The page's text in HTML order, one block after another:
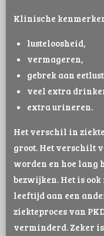
Klinische
lusteloosheid,
vermageren,
gebrek aan
veel extra
extra urineren.
Het verschil in
groot. Het verschilt
worden en hoe lang
bezwijken. Het is
leeftijd aan een
ziekteproces van
verminderd. Zeker